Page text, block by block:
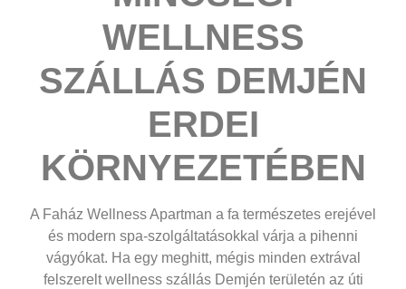
WELLNESS
SZÁLLÁS DEMJÉN
ERDEI
KÖRNYEZETÉBEN
A Faház Wellness Apartman a fa természetes erejével
és modern spa-szolgáltatásokkal várja a pihenni
vágyókat. Ha egy meghitt, mégis minden extrával
felszereltwellness szállás Demjén területén az úti